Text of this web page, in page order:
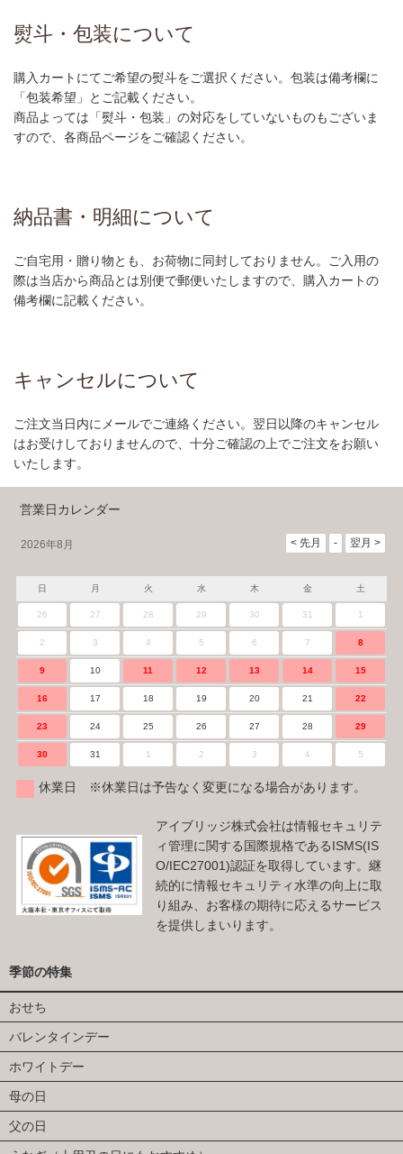
熨斗・包装について
購入カートにてご希望の熨斗をご選択ください。包装は備考欄に
「包装希望」とご記載ください。
商品よっては「熨斗・包装」の対応をしていないものもございま
すので、各商品ページをご確認ください。
納品書・明細について
ご自宅用・贈り物とも、お荷物に同封しておりません。ご入用の
際は当店から商品とは別便で郵便いたしますので、購入カートの
備考欄に記載ください。
キャンセルについて
ご注文当日内にメールでご連絡ください。翌日以降のキャンセル
はお受けしておりませんので、十分ご確認の上でご注文をお願い
いたします。
営業日カレンダー
2026年8月
日 月 火 水 木 金 土
26 27 28 29 30 31 1
2 3 4 5 6 7 8
9 10 11 12 13 14 15
16 17 18 19 20 21 22
23 24 25 26 27 28 29
30 31 1 2 3 4 5
休業日 ※休業日は予告なく変更になる場合があります。
アイブリッジ株式会社は情報セキュリテ
ィ管理に関する国際規格であるISMS(IS
O/IEC27001)認証を取得しています。継
続的に情報セキュリティ水準の向上に取
り組み、お客様の期待に応えるサービス
を提供しまいります。
季節の特集
おせち
バレンタインデー
ホワイトデー
母の日
父の日